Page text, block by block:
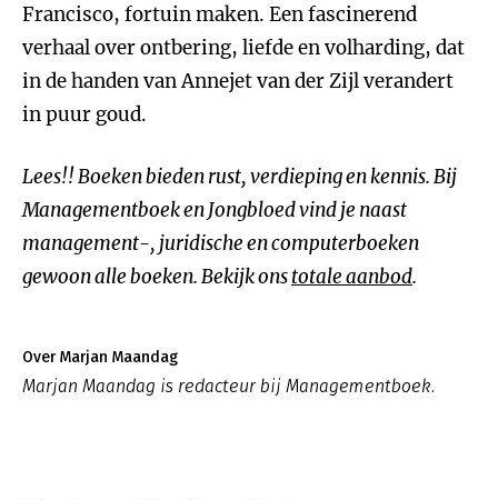
Francisco, fortuin maken. Een fascinerend
verhaal over ontbering, liefde en volharding, dat
in de handen van Annejet van der Zijl verandert
in puur goud.
Lees!! Boeken bieden rust, verdieping en kennis. Bij
Managementboek en Jongbloed vind je naast
management-, juridische en computerboeken
gewoon alle boeken. Bekijk onstotale aanbod.
Over Marjan Maandag
Marjan Maandag is redacteur bij Managementboek.